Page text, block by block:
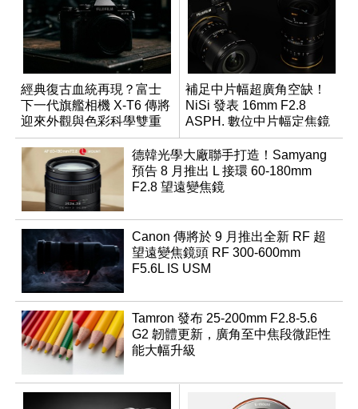
經典復古血統再現？富士
下一代旗艦相機 X-T6 傳將
迎來外觀與色彩科學雙重
優化
補足中片幅超廣角空缺！
NiSi 發表 16mm F2.8
ASPH. 數位中片幅定焦鏡
德韓光學大廠聯手打造！Samyang
預告 8 月推出 L 接環 60-180mm
F2.8 望遠變焦鏡
Canon 傳將於 9 月推出全新 RF 超
望遠變焦鏡頭 RF 300-600mm
F5.6L IS USM
Tamron 發布 25-200mm F2.8-5.6
G2 韌體更新，廣角至中焦段微距性
能大幅升級